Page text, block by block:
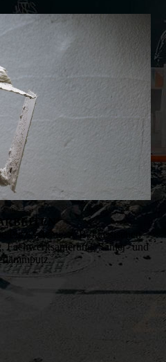
Putz­systeme, z. B. klassi­schen
Fachwerk­sanierung, Sanier- und